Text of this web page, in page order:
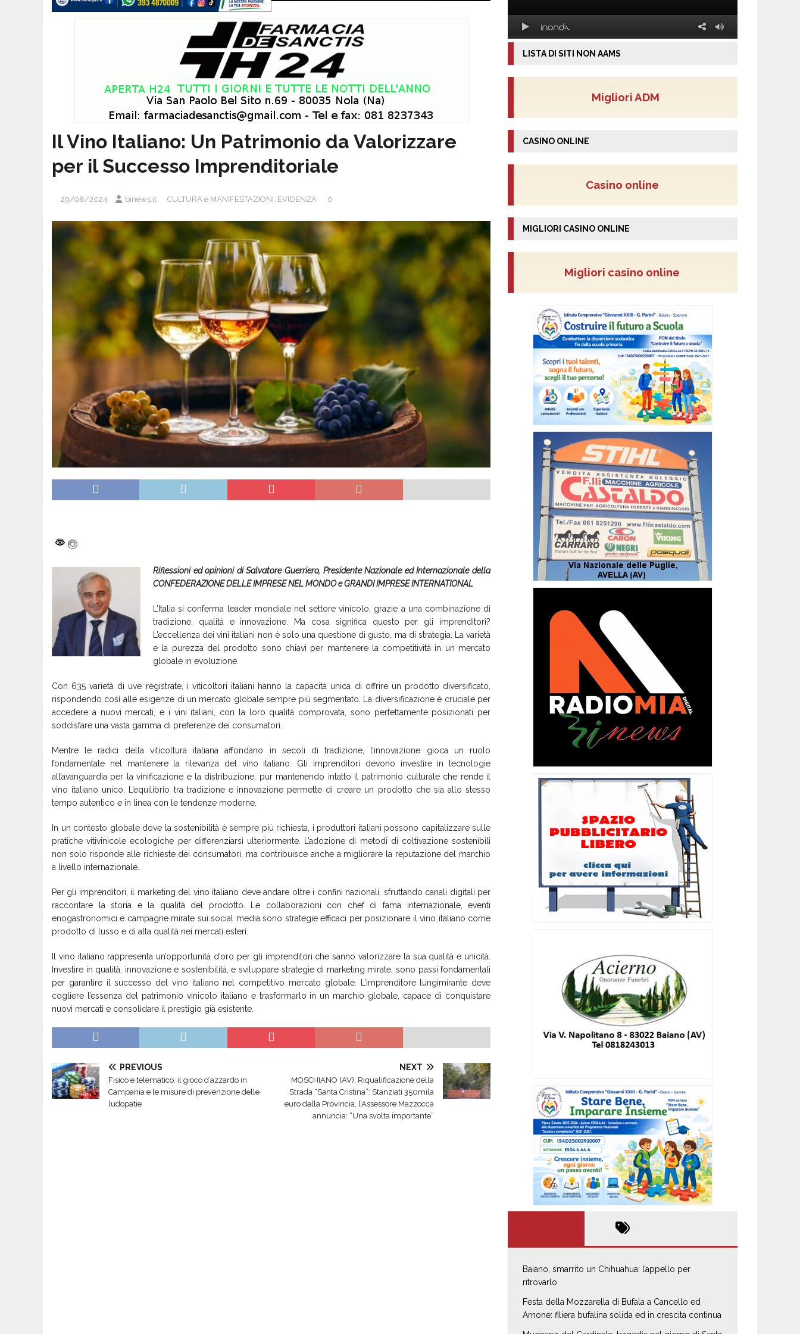
Il Vino Italiano: Un Patrimonio da Valorizzare
per il Successo Imprenditoriale
29/08/2024 binews.it CULTURA e MANIFESTAZIONI, EVIDENZA 0
Riflessioni ed opinioni di Salvatore Guerriero, Presidente Nazionale ed Internazionale della
CONFEDERAZIONE DELLE IMPRESE NEL MONDO e GRANDI IMPRESE INTERNATIONAL
L’Italia si conferma leader mondiale nel settore vinicolo, grazie a una combinazione di
tradizione, qualità e innovazione. Ma cosa significa questo per gli imprenditori?
L’eccellenza dei vini italiani non è solo una questione di gusto, ma di strategia. La varietà
e la purezza del prodotto sono chiavi per mantenere la competitività in un mercato
globale in evoluzione.
Con 635 varietà di uve registrate, i viticoltori italiani hanno la capacità unica di offrire un prodotto diversificato,
rispondendo così alle esigenze di un mercato globale sempre più segmentato. La diversificazione è cruciale per
accedere a nuovi mercati, e i vini italiani, con la loro qualità comprovata, sono perfettamente posizionati per
soddisfare una vasta gamma di preferenze dei consumatori.
Mentre le radici della viticoltura italiana affondano in secoli di tradizione, l’innovazione gioca un ruolo
fondamentale nel mantenere la rilevanza del vino italiano. Gli imprenditori devono investire in tecnologie
all’avanguardia per la vinificazione e la distribuzione, pur mantenendo intatto il patrimonio culturale che rende il
vino italiano unico. L’equilibrio tra tradizione e innovazione permette di creare un prodotto che sia allo stesso
tempo autentico e in linea con le tendenze moderne.
In un contesto globale dove la sostenibilità è sempre più richiesta, i produttori italiani possono capitalizzare sulle
pratiche vitivinicole ecologiche per differenziarsi ulteriormente. L’adozione di metodi di coltivazione sostenibili
non solo risponde alle richieste dei consumatori, ma contribuisce anche a migliorare la reputazione del marchio
a livello internazionale.
Per gli imprenditori, il marketing del vino italiano deve andare oltre i confini nazionali, sfruttando canali digitali per
raccontare la storia e la qualità del prodotto. Le collaborazioni con chef di fama internazionale, eventi
enogastronomici e campagne mirate sui social media sono strategie efficaci per posizionare il vino italiano come
prodotto di lusso e di alta qualità nei mercati esteri.
Il vino italiano rappresenta un’opportunità d’oro per gli imprenditori che sanno valorizzare la sua qualità e unicità.
Investire in qualità, innovazione e sostenibilità, e sviluppare strategie di marketing mirate, sono passi fondamentali
per garantire il successo del vino italiano nel competitivo mercato globale. L’imprenditore lungimirante deve
cogliere l’essenza del patrimonio vinicolo italiano e trasformarlo in un marchio globale, capace di conquistare
nuovi mercati e consolidare il prestigio già esistente.
PREVIOUS
Fisico e telematico: il gioco d’azzardo in
Campania e le misure di prevenzione delle
ludopatie
NEXT
MOSCHIANO (AV). Riqualificazione della
Strada “Santa Cristina”: Stanziati 350mila
euro dalla Provincia, l’Assessore Mazzocca
annuncia: “Una svolta importante”
LISTA DI SITI NON AAMS
Migliori ADM
CASINO ONLINE
Casino online
MIGLIORI CASINO ONLINE
Migliori casino online
Baiano, smarrito un Chihuahua: l’appello per
ritrovarlo
Festa della Mozzarella di Bufala a Cancello ed
Arnone: filiera bufalina solida ed in crescita continua